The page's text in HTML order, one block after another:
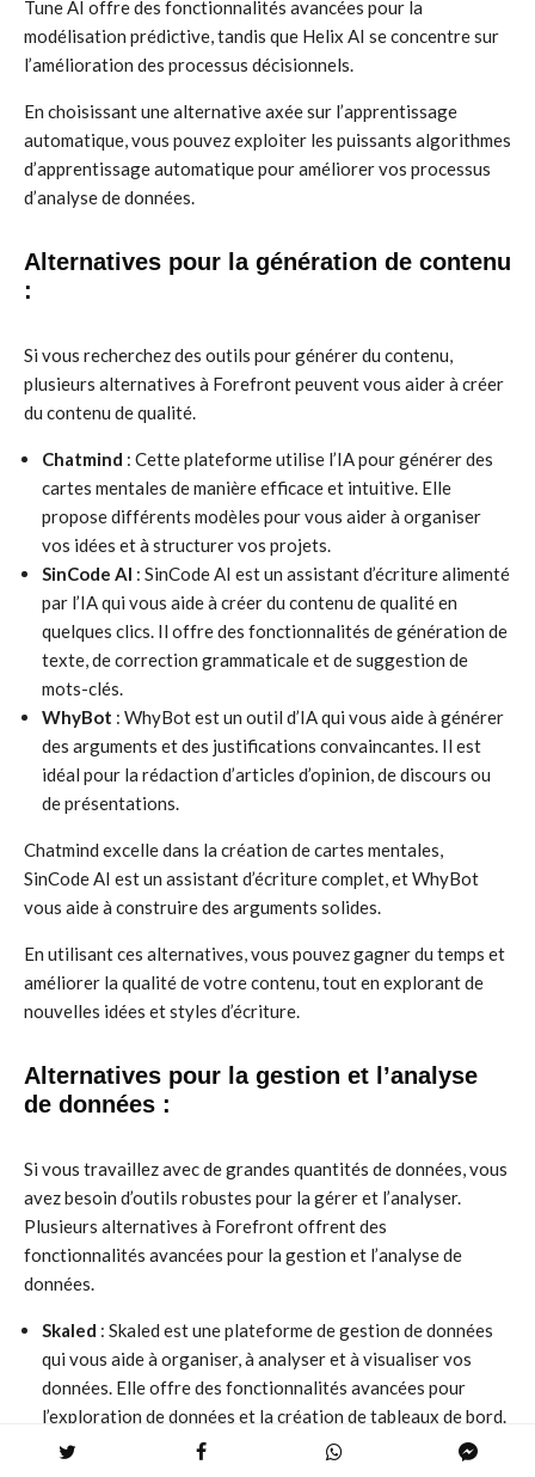
Tune AI offre des fonctionnalités avancées pour la
modélisation prédictive, tandis que Helix AI se concentre sur
l’amélioration des processus décisionnels.
En choisissant une alternative axée sur l’apprentissage
automatique, vous pouvez exploiter les puissants algorithmes
d’apprentissage automatique pour améliorer vos processus
d’analyse de données.
Alternatives pour la génération de contenu
:
Si vous recherchez des outils pour générer du contenu,
plusieurs alternatives à Forefront peuvent vous aider à créer
du contenu de qualité.
Chatmind : Cette plateforme utilise l’IA pour générer des
cartes mentales de manière efficace et intuitive. Elle
propose différents modèles pour vous aider à organiser
vos idées et à structurer vos projets.
SinCode AI : SinCode AI est un assistant d’écriture alimenté
par l’IA qui vous aide à créer du contenu de qualité en
quelques clics. Il offre des fonctionnalités de génération de
texte, de correction grammaticale et de suggestion de
mots-clés.
WhyBot : WhyBot est un outil d’IA qui vous aide à générer
des arguments et des justifications convaincantes. Il est
idéal pour la rédaction d’articles d’opinion, de discours ou
de présentations.
Chatmind excelle dans la création de cartes mentales,
SinCode AI est un assistant d’écriture complet, et WhyBot
vous aide à construire des arguments solides.
En utilisant ces alternatives, vous pouvez gagner du temps et
améliorer la qualité de votre contenu, tout en explorant de
nouvelles idées et styles d’écriture.
Alternatives pour la gestion et l’analyse
de données :
Si vous travaillez avec de grandes quantités de données, vous
avez besoin d’outils robustes pour la gérer et l’analyser.
Plusieurs alternatives à Forefront offrent des
fonctionnalités avancées pour la gestion et l’analyse de
données.
Skaled : Skaled est une plateforme de gestion de données
qui vous aide à organiser, à analyser et à visualiser vos
données. Elle offre des fonctionnalités avancées pour
l’exploration de données et la création de tableaux de bord.
Spaulding Ridge
: Spaulding Ridge est un cabinet de conseil